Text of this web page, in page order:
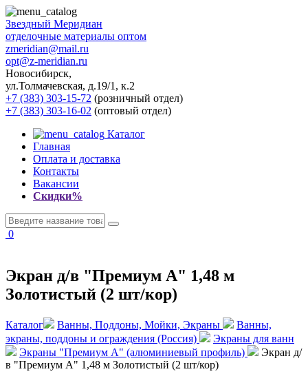
Звездный Меридиан
отделочные материалы оптом
zmeridian@mail.ru
opt@z-meridian.ru
Новосибирск,
ул.Толмачевская, д.19/1, к.2
+7 (383) 303-15-72 (розничный отдел)
+7 (383) 303-16-02 (оптовый отдел)
Каталог
Главная
Оплата и доставка
Контакты
Вакансии
Скидки%
0
Экран д/в "Премиум А" 1,48 м
Золотистый (2 шт/кор)
Каталог Ванны, Поддоны, Мойки, Экраны
Ванны,
экраны, поддоны и ограждения (Россия)
Экраны для ванн
Экраны "Премиум А" (алюминиевый профиль)
Экран д/
в "Премиум А" 1,48 м Золотистый (2 шт/кор)